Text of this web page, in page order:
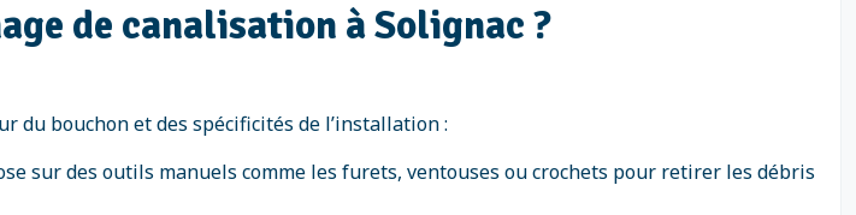
de canalisation à Solignac ?
du bouchon et des spécificités de l’installation :
sur des outils manuels comme les furets, ventouses ou crochets pour retirer les débris